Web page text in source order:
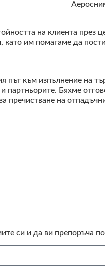
на клиента
им помагаме да
път към изпълнение на
Бяхме
пречистване на
си и да ви препоръча